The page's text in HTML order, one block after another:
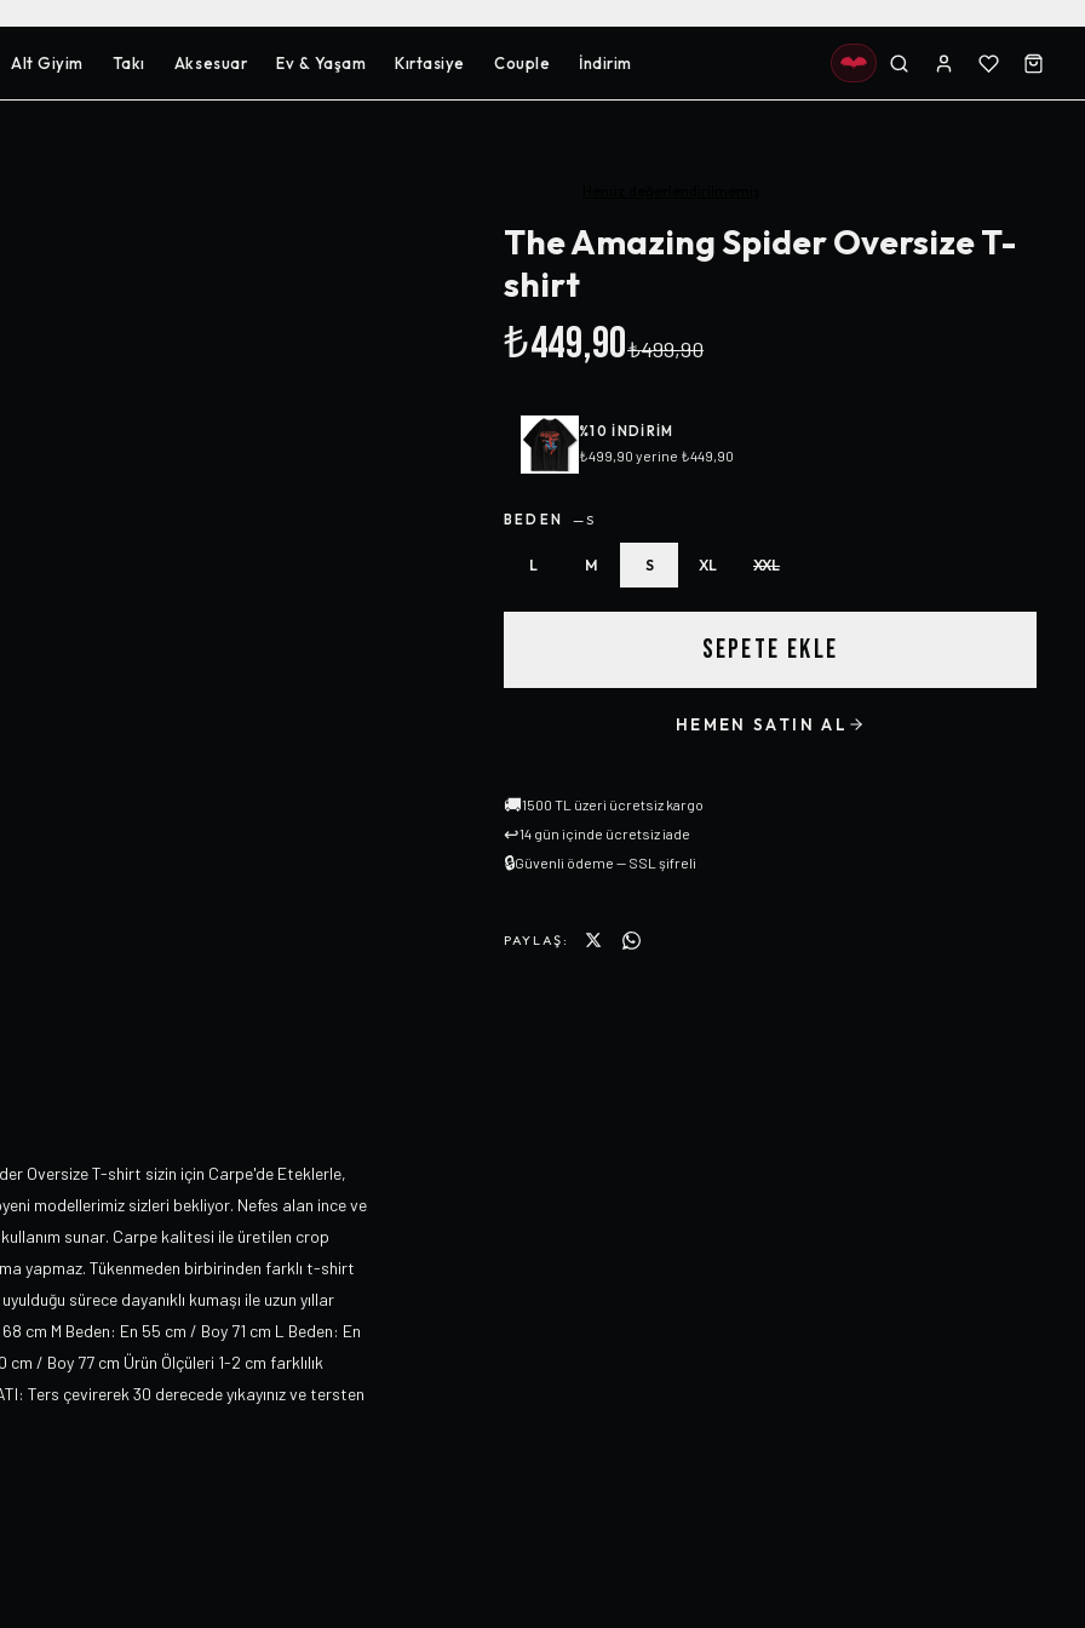
Alt Giyim Takı Aksesuar Ev & Yaşam Kırtasiye Couple İndirim
The Amazing Spider Oversize T-
shirt
₺449,90₺499,90
%10 INDIRIM
₺499,90 yerine ₺449,90
BEDEN —S
L M S XL XXL
SEPETE EKLE
HEMEN SATIN AL
🚚1500 TL üzeri ücretsiz kargo
↩14 gün içinde ücretsiz iade
🔒Güvenli ödeme — SSL şifreli
PAYLAŞ:
Oversize T-shirt sizin için Carpe'de Eteklerle,
modellerimiz sizleri bekliyor. Nefes alan ince ve
sunar. Carpe kalitesi ile üretilen crop
yapmaz. Tükenmeden birbirinden farklı t-shirt
sürece dayanıklı kumaşı ile uzun yıllar
cm M Beden: En 55 cm / Boy 71 cm L Beden: En
/ Boy 77 cm Ürün Ölçüleri 1-2 cm farklılık
Ters çevirerek 30 derecede yıkayınız ve tersten